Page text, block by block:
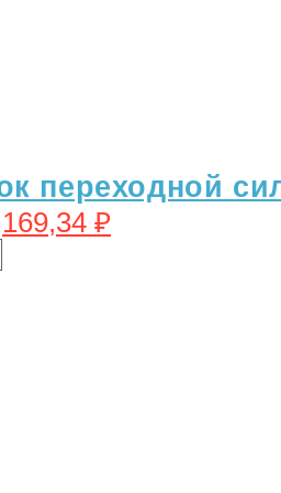
переходной
169,34 ₽